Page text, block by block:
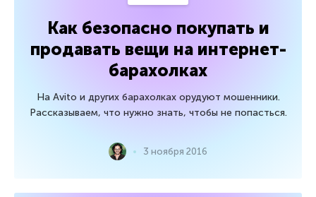
Как безопасно покупать и
продавать вещи на интернет-
барахолках
На Avito и других барахолках орудуют мошенники.
Рассказываем, что нужно знать, чтобы не попасться.
3 ноября 2016